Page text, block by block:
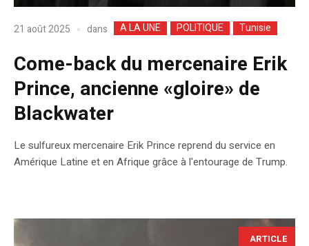
21 août 2025 dans A LA UNE POLITIQUE Tunisie
Come-back du mercenaire Erik
Prince, ancienne «gloire» de
Blackwater
Le sulfureux mercenaire Erik Prince reprend du service en
Amérique Latine et en Afrique grâce à l'entourage de Trump.
ARTICLE